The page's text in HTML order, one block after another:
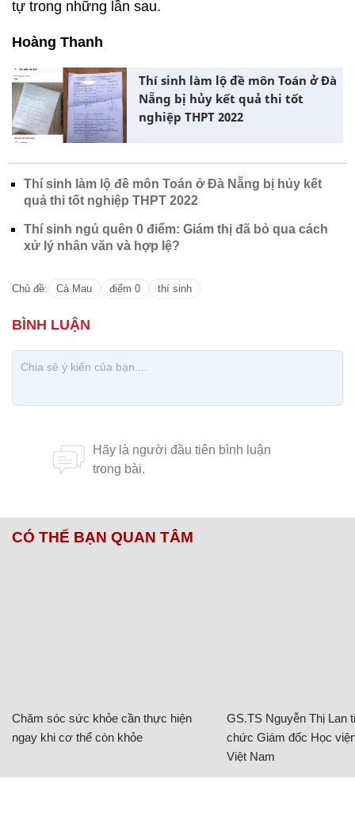
tự trong những lần sau.
Hoàng Thanh
Thí sinh làm lộ đề môn Toán ở Đà
Nẵng bị hủy kết quả thi tốt
nghiệp THPT 2022
Thí sinh làm lộ đề môn Toán ở Đà Nẵng bị hủy kết
quả thi tốt nghiệp THPT 2022
Thí sinh ngủ quên 0 điểm: Giám thị đã bỏ qua cách
xử lý nhân văn và hợp lệ?
Chủ đề: Cà Mau điểm 0 thí sinh
CÓ THỂ BẠN QUAN TÂM
Chăm sóc sức khỏe cần thực hiện
ngay khi cơ thể còn khỏe
GS.TS Nguyễn Thị Lan
chức Giám đốc Học
Việt Nam